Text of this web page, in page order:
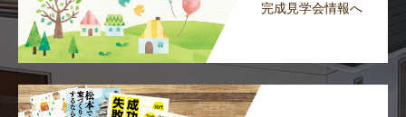
完成見学会情報へ